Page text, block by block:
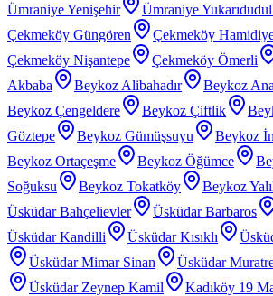
Ümraniye Yenişehir
Ümraniye
Çekmeköy Güngören
Çekmeköy
Çekmeköy Nişantepe
Çekmeköy Ömerli
Akbaba
Beykoz Alibahadır Beykoz
Beykoz Çengeldere
Beykoz Çiftlik
Göztepe
Beykoz Gümüşsuyu Beykoz
Beykoz Ortaçeşme
Beykoz Öğümce
Soğuksu
Beykoz Tokatköy Beykoz
Üsküdar Bahçelievler
Üsküdar Barbaros
Üsküdar Kandilli
Üsküdar Kısıklı
Üsküdar Mimar Sinan
Üsküdar
Üsküdar Zeynep Kamil
Kadıköy 19